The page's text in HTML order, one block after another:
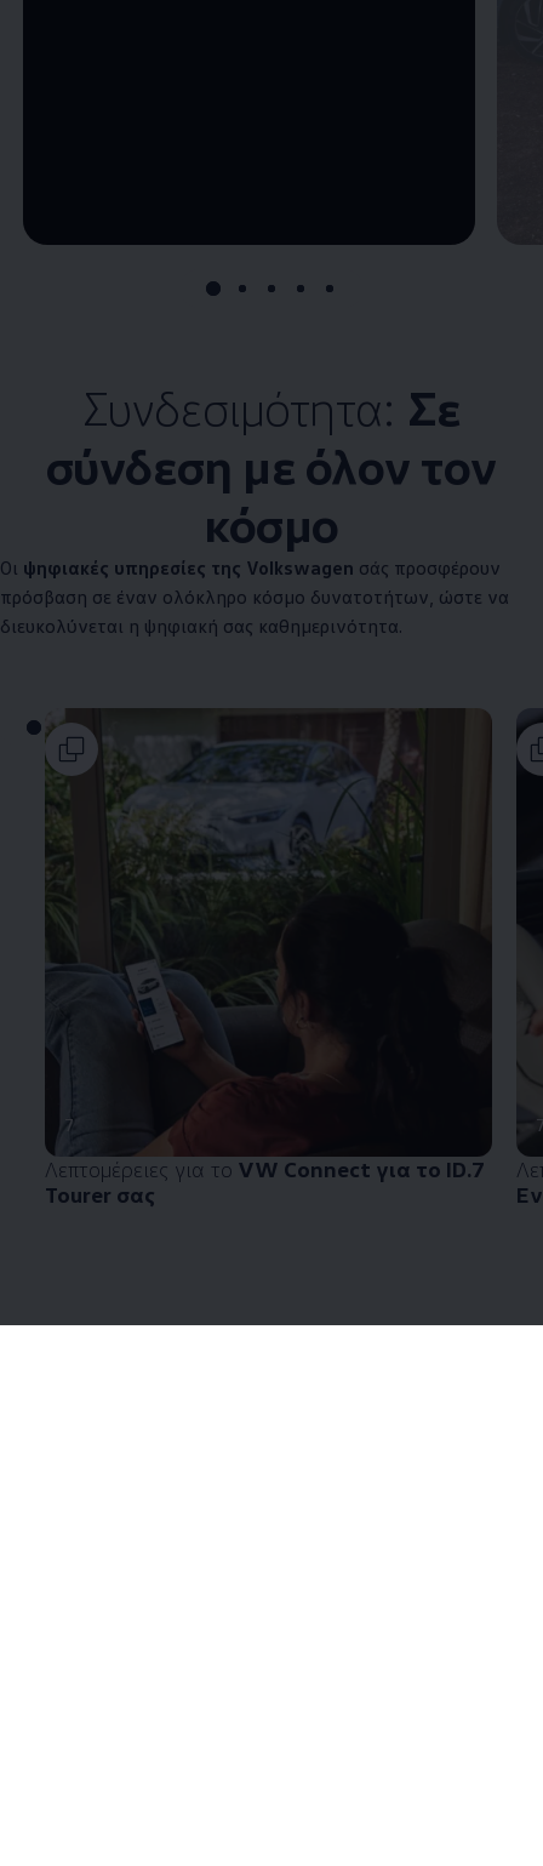
Remaining time, --:--
Συνδεσιμότητα: Σε
σύνδεση με όλον τον
κόσμο
Οι ψηφιακές υπηρεσίες της Volkswagen σάς προσφέρουν
πρόσβαση σε έναν ολόκληρο κόσμο δυνατοτήτων, ώστε να
διευκολύνεται η ψηφιακή σας καθημερινότητα.
7
Λεπτομέρειες για το VW Connect για το ID.7
Tourer σας